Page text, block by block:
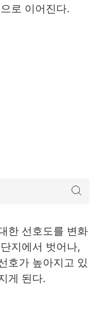
로 이어진다.
한 선호도를 변화
지에서 벗어나,
호가 높아지고 있
게 된다.